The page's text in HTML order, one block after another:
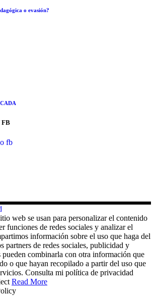
o evasión?
FB
web se usan para personalizar el contenido
funciones de redes sociales y analizar el
información sobre el uso que haga del
partners de redes sociales, publicidad y
pueden combinarla con otra información que
o que hayan recopilado a partir del uso que
Consulta mi política de privacidad
Read More